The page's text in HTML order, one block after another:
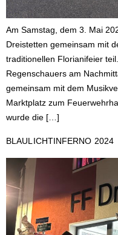
Am Samstag, dem 3. Mai
Dreistetten gemeinsam mit
traditionellen Florianifeier
Regenschauers am
gemeinsam mit dem
Marktplatz zum
wurde die […]
BLAULICHTINFERNO 2024